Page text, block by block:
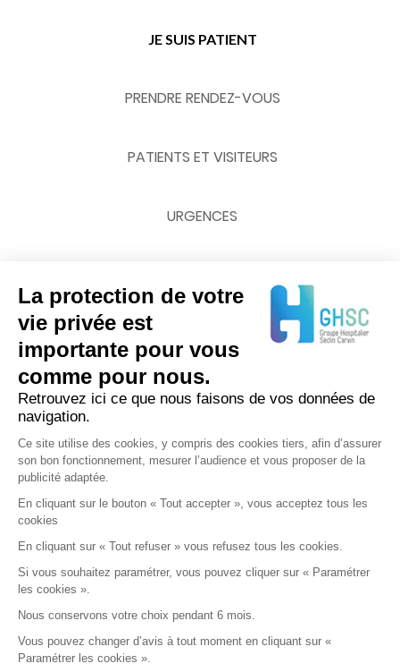
JE SUIS PATIENT
PRENDRE RENDEZ-VOUS
PATIENTS ET VISITEURS
URGENCES
03 20 62 70 00
Tous droits réservés - Groupe Hospitalier SECLIN
La protection de votre
vie privée est
importante pour vous
comme pour nous.
Retrouvez ici ce que nous faisons de vos données de
navigation.
Ce site utilise des cookies, y compris des cookies tiers, afin d’assurer
son bon fonctionnement, mesurer l’audience et vous proposer de la
publicité adaptée.
En cliquant sur le bouton « Tout accepter », vous acceptez tous les
cookies
En cliquant sur « Tout refuser » vous refusez tous les cookies.
Si vous souhaitez paramétrer, vous pouvez cliquer sur « Paramétrer
les cookies ».
Nous conservons votre choix pendant 6 mois.
Vous pouvez changer d’avis à tout moment en cliquant sur «
Paramétrer les cookies ».